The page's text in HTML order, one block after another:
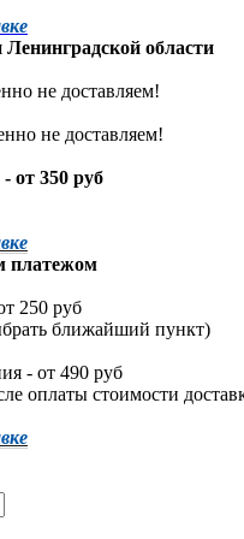
Ленинградской области
не доставляем!
не доставляем!
от 350 руб
платежом
250 руб
ближайший пункт)
- от 490 руб
оплаты стоимости